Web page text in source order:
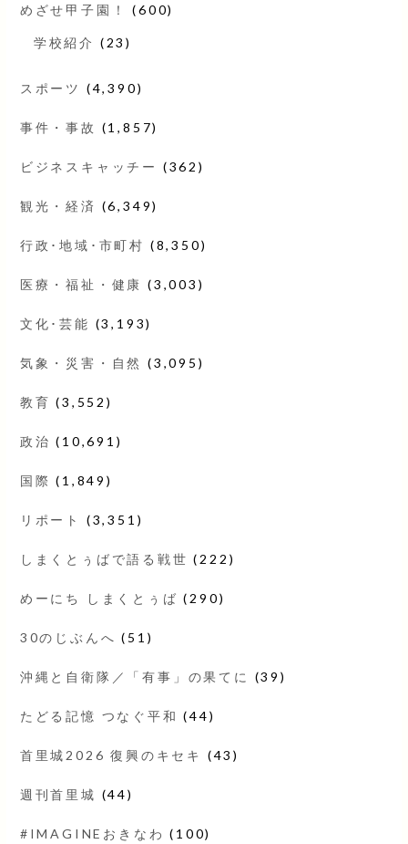
めざせ甲子園！ (600)
学校紹介 (23)
スポーツ (4,390)
事件・事故 (1,857)
ビジネスキャッチー (362)
観光・経済 (6,349)
行政･地域･市町村 (8,350)
医療・福祉・健康 (3,003)
文化･芸能 (3,193)
気象・災害・自然 (3,095)
教育 (3,552)
政治 (10,691)
国際 (1,849)
リポート (3,351)
しまくとぅばで語る戦世 (222)
めーにち しまくとぅば (290)
30のじぶんへ (51)
沖縄と自衛隊／「有事」の果てに (39)
たどる記憶 つなぐ平和 (44)
首里城2026 復興のキセキ (43)
週刊首里城 (44)
#IMAGINEおきなわ (100)